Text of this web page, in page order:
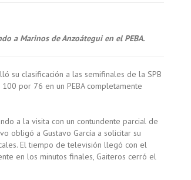
a Marinos de Anzoátegui en el PEBA.
su clasificación a las semifinales de la SPB
por 76 en un PEBA completamente
a la visita con un contundente parcial de
obligó a Gustavo García a solicitar su
El tiempo de televisión llegó con el
en los minutos finales, Gaiteros cerró el